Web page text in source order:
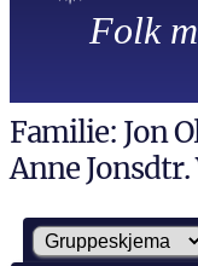
Folk
Familie: Jon
Anne